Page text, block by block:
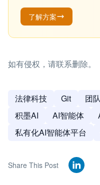
了解方案
如有侵权，请联系删除。
法律科技 Git 团
积墨AI
AI智能体
私有化AI智能体平台
Share This Post